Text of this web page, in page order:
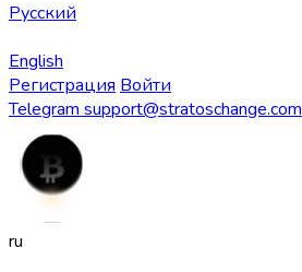
Русский
English
Регистрация Войти
Telegram support@stratoschange.com
ru